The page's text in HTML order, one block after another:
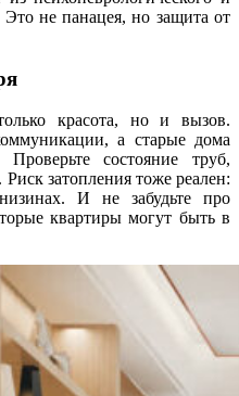
Это не панацея, но защита от
красота, но и вызов.
а старые дома
состояние труб,
затопления тоже реален:
И не забудьте про
квартиры могут быть в